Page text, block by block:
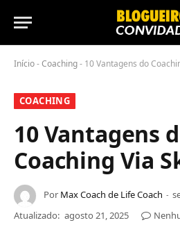
Início-Coaching- 10 Vantagens do
COACHING
10 Vantagens
Coaching Via
Por Max Coach de Life Coach
Atualizado: agosto 21, 2025